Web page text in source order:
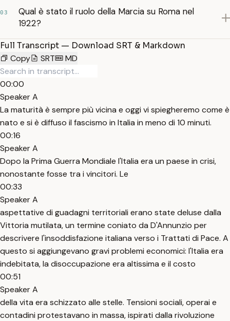
03
Qual è stato il ruolo della Marcia su Roma nel
1922?
Full Transcript — Download SRT & Markdown
Copy
SRT MD
00:00
Speaker A
La maturità è sempre più vicina e oggi vi spiegheremo come è
nato e si è diffuso il fascismo in Italia in meno di 10 minuti.
00:16
Speaker A
Dopo la Prima Guerra Mondiale l'Italia era un paese in crisi,
nonostante fosse tra i vincitori. Le
00:33
Speaker A
aspettative di guadagni territoriali erano state deluse dalla
Vittoria mutilata, un termine coniato da D'Annunzio per
descrivere l'insoddisfazione italiana verso i Trattati di Pace. A
questo si aggiungevano gravi problemi economici: l'Italia era
indebitata, la disoccupazione era altissima e il costo
00:51
Speaker A
della vita era schizzato alle stelle. Tensioni sociali, operai e
contadini protestavano in massa, ispirati dalla rivoluzione